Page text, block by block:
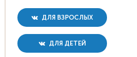
ДЛЯ ВЗРОСЛЫХ
ДЛЯ ДЕТЕЙ